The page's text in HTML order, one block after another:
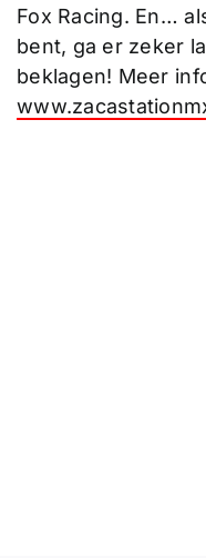
Fox Racing. En…
bent, ga er zeker
beklagen! Meer